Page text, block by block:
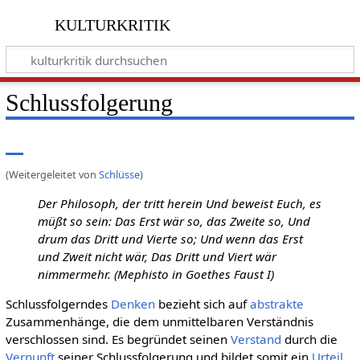
kulturkritik
Schlussfolgerung
(Weitergeleitet von Schlüsse)
Der Philosoph, der tritt herein Und beweist Euch, es
müßt so sein: Das Erst wär so, das Zweite so, Und
drum das Dritt und Vierte so; Und wenn das Erst
und Zweit nicht wär, Das Dritt und Viert wär
nimmermehr. (Mephisto in Goethes Faust I)
Schlussfolgerndes Denkenbezieht sich aufabstrakte
Zusammenhänge, die dem unmittelbaren Verständnis
verschlossen sind. Es begründet seinen Verstand durch die